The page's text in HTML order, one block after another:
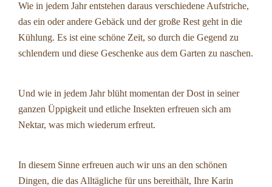
Wie in jedem Jahr entstehen daraus verschiedene Aufstriche,
das ein oder andere Gebäck und der große Rest geht in die
Kühlung. Es ist eine schöne Zeit, so durch die Gegend zu
schlendern und diese Geschenke aus dem Garten zu naschen.
Und wie in jedem Jahr blüht momentan der Dost in seiner
ganzen Üppigkeit und etliche Insekten erfreuen sich am
Nektar, was mich wiederum erfreut.
In diesem Sinne erfreuen auch wir uns an den schönen
Dingen, die das Alltägliche für uns bereithält, Ihre Karin